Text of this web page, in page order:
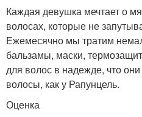
Каждая девушка мечтает о
волосах, которые не
Ежемесячно мы тратим
бальзамы, маски,
для волос в надежде, что
волосы, как у Рапунцель.
Оценка